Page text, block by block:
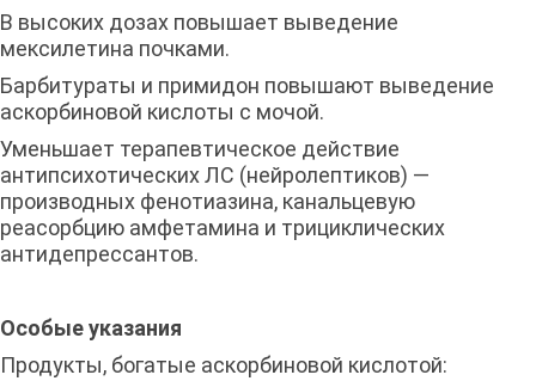
В высоких дозах повышает выведение
мексилетина почками.
Барбитураты и примидон повышают выведение
аскорбиновой кислоты с мочой.
Уменьшает терапевтическое действие
антипсихотических ЛС (нейролептиков) —
производных фенотиазина, канальцевую
реасорбцию амфетамина и трициклических
антидепрессантов.
Особые указания
Продукты, богатые аскорбиновой кислотой: